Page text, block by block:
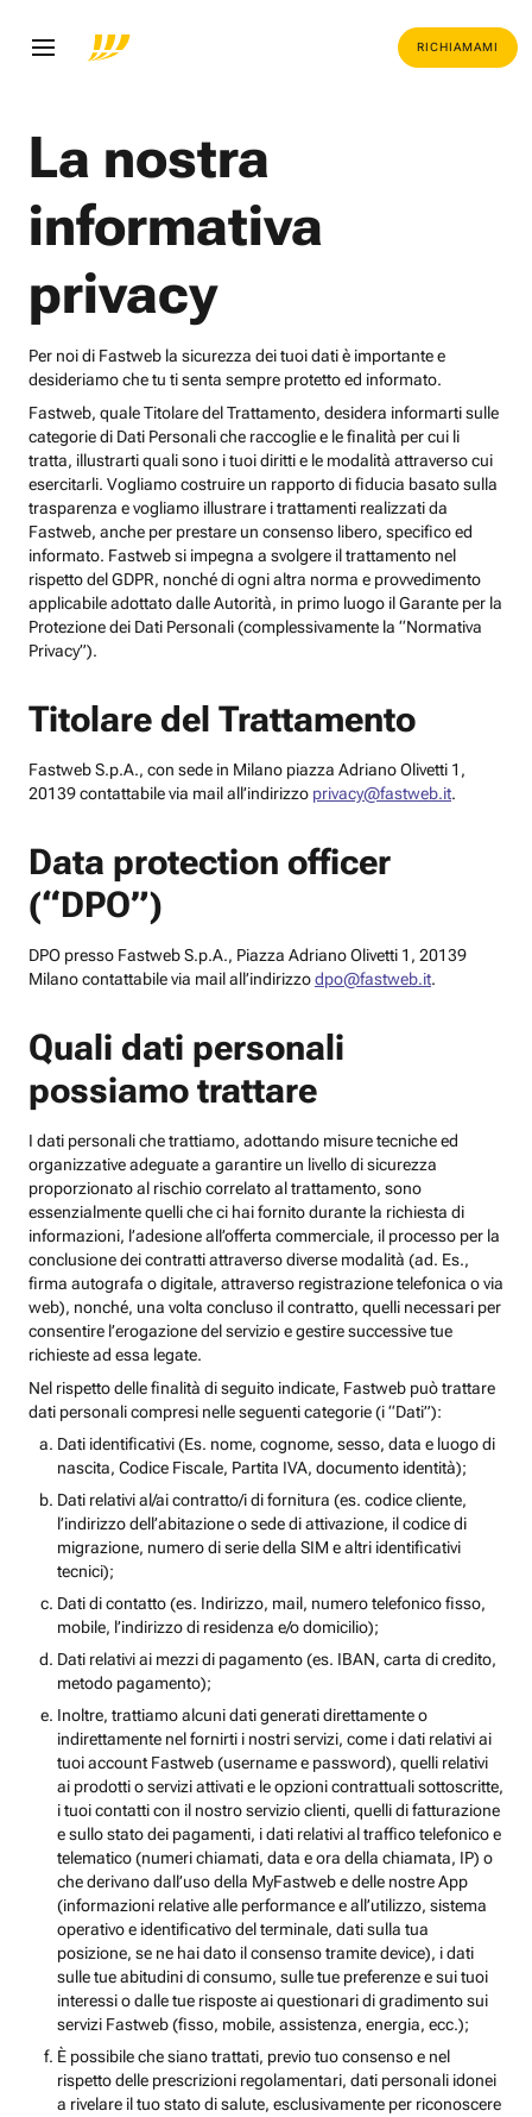
RICHIAMAMI
La nostra
informativa
privacy
Per noi di Fastweb la sicurezza dei tuoi dati è importante e
desideriamo che tu ti senta sempre protetto ed informato.
Fastweb, quale Titolare del Trattamento, desidera informarti sulle
categorie di Dati Personali che raccoglie e le finalità per cui li
tratta, illustrarti quali sono i tuoi diritti e le modalità attraverso cui
esercitarli. Vogliamo costruire un rapporto di fiducia basato sulla
trasparenza e vogliamo illustrare i trattamenti realizzati da
Fastweb, anche per prestare un consenso libero, specifico ed
informato. Fastweb si impegna a svolgere il trattamento nel
rispetto del GDPR, nonché di ogni altra norma e provvedimento
applicabile adottato dalle Autorità, in primo luogo il Garante per la
Protezione dei Dati Personali (complessivamente la “Normativa
Privacy”).
Titolare del Trattamento
Fastweb S.p.A., con sede in Milano piazza Adriano Olivetti 1,
20139 contattabile via mail all’indirizzo privacy@fastweb.it.
Data protection officer
(“DPO”)
DPO presso Fastweb S.p.A., Piazza Adriano Olivetti 1, 20139
Milano contattabile via mail all’indirizzodpo@fastweb.it.
Quali dati personali
possiamo trattare
I dati personali che trattiamo, adottando misure tecniche ed
organizzative adeguate a garantire un livello di sicurezza
proporzionato al rischio correlato al trattamento, sono
essenzialmente quelli che ci hai fornito durante la richiesta di
informazioni, l’adesione all’offerta commerciale, il processo per la
conclusione dei contratti attraverso diverse modalità (ad. Es.,
firma autografa o digitale, attraverso registrazione telefonica o via
web), nonché, una volta concluso il contratto, quelli necessari per
consentire l’erogazione del servizio e gestire successive tue
richieste ad essa legate.
Nel rispetto delle finalità di seguito indicate, Fastweb può trattare
dati personali compresi nelle seguenti categorie (i “Dati”):
Dati identificativi (Es. nome, cognome, sesso, data e luogo di
nascita, Codice Fiscale, Partita IVA, documento identità);
Dati relativi al/ai contratto/i di fornitura (es. codice cliente,
l’indirizzo dell’abitazione o sede di attivazione, il codice di
migrazione, numero di serie della SIM e altri identificativi
tecnici);
Dati di contatto (es. Indirizzo, mail, numero telefonico fisso,
mobile, l’indirizzo di residenza e/o domicilio);
Dati relativi ai mezzi di pagamento (es. IBAN, carta di credito,
metodo pagamento);
Inoltre, trattiamo alcuni dati generati direttamente o
indirettamente nel fornirti i nostri servizi, come i dati relativi ai
tuoi account Fastweb (username e password), quelli relativi
ai prodotti o servizi attivati e le opzioni contrattuali sottoscritte,
i tuoi contatti con il nostro servizio clienti, quelli di fatturazione
e sullo stato dei pagamenti, i dati relativi al traffico telefonico e
telematico (numeri chiamati, data e ora della chiamata, IP) o
che derivano dall’uso della MyFastweb e delle nostre App
(informazioni relative alle performance e all’utilizzo, sistema
operativo e identificativo del terminale, dati sulla tua
posizione, se ne hai dato il consenso tramite device), i dati
sulle tue abitudini di consumo, sulle tue preferenze e sui tuoi
interessi o dalle tue risposte ai questionari di gradimento sui
servizi Fastweb (fisso, mobile, assistenza, energia, ecc.);
È possibile che siano trattati, previo tuo consenso e nel
rispetto delle prescrizioni regolamentari, dati personali idonei
a rivelare il tuo stato di salute, esclusivamente per riconoscere